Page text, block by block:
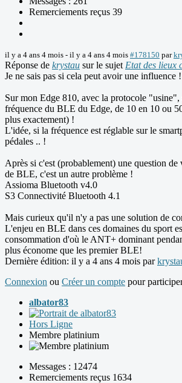
Remerciements reçus 39
il y a 4 ans 4 mois - il y a 4 ans 4 mois #178150 par
Réponse de krystau sur le sujet Etat des lieux
Je ne sais pas si cela peut avoir une influence
Sur mon Edge 810, avec la protocole
fréquence du BLE du Edge, de 10 en 10 ou
plus exactement) !
L'idée, si la fréquence est réglable sur le
pédales .. !
Après si c'est (probablement) une question
de BLE, c'est un autre problème !
Assioma Bluetooth v4.0
S3 Connectivité Bluetooth 4.1
Mais curieux qu'il n'y a pas une solution de
L'enjeu en BLE dans ces domaines du sport
consommation d'où le ANT+ dominant
plus économe que les premier BLE!
Dernière édition: il y a 4 ans 4 mois par
Connexion ou Créer un compte pour
albator83
Hors Ligne
Membre platinium
Messages : 12474
Remerciements reçus 1634